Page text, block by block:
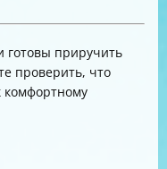
приручить
проверить, что